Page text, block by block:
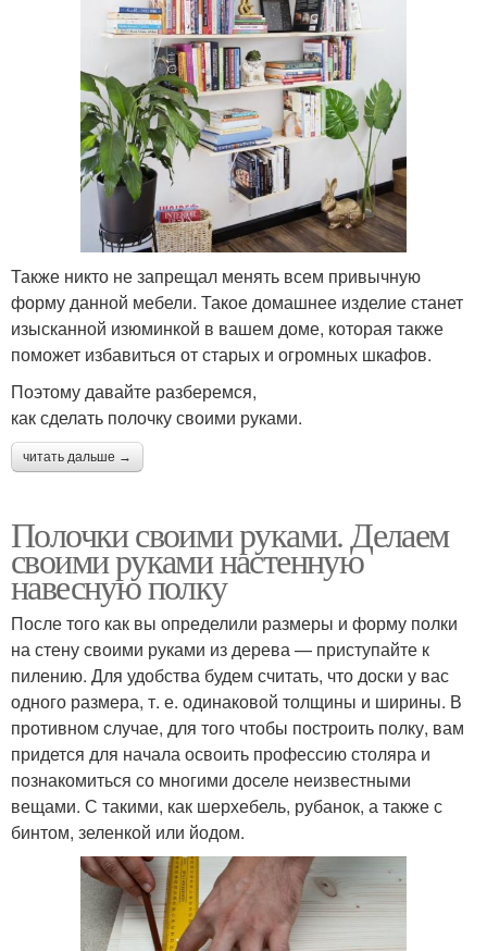
Также никто не запрещал менять всем привычную
форму данной мебели. Такое домашнее изделие станет
изысканной изюминкой в вашем доме, которая также
поможет избавиться от старых и огромных шкафов.
Поэтому давайте разберемся,
как сделать полочку своими руками.
читать дальше →
Полочки своими руками. Делаем
своими руками настенную
навесную полку
После того как вы определили размеры и форму полки
на стену своими руками из дерева — приступайте к
пилению. Для удобства будем считать, что доски у вас
одного размера, т. е. одинаковой толщины и ширины. В
противном случае, для того чтобы построить полку, вам
придется для начала освоить профессию столяра и
познакомиться со многими доселе неизвестными
вещами. С такими, как шерхебель, рубанок, а также с
бинтом, зеленкой или йодом.